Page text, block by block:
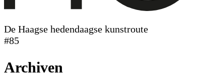
De Haagse hedendaagse kunstroute
#85
Archiven